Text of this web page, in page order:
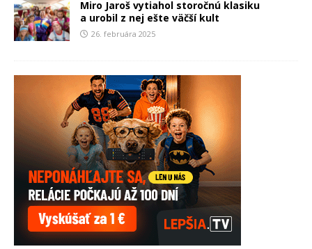
Miro Jaroš vytiahol storočnú klasiku
a urobil z nej ešte väčší kult
26. februára 2025